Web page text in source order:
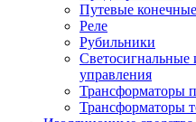
Путевые
Реле
Рубильники
управления
Трансформаторы
Трансформаторы